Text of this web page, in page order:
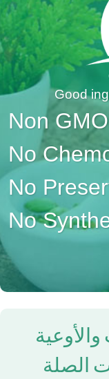
Good
Non GMO
No
No
No
الصلة